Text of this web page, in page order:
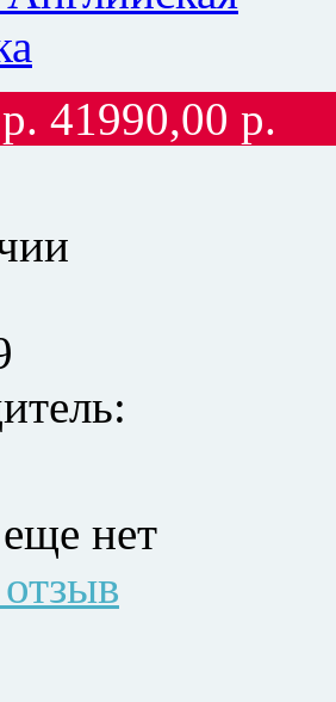
р. 41990,00 р.
нет